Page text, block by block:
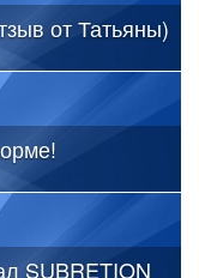
от Татьяны)
SUBRETION